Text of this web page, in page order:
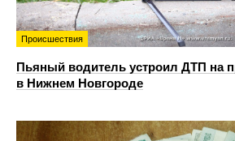
Происшествия
Пьяный водитель устроил ДТП на
в Нижнем Новгороде